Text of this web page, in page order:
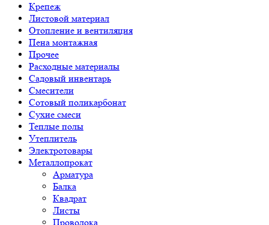
Крепеж
Листовой материал
Отопление и вентиляция
Пена монтажная
Прочее
Расходные материалы
Садовый инвентарь
Смесители
Сотовый поликарбонат
Сухие смеси
Теплые полы
Утеплитель
Электротовары
Металлопрокат
Арматура
Балка
Квадрат
Листы
Проволока